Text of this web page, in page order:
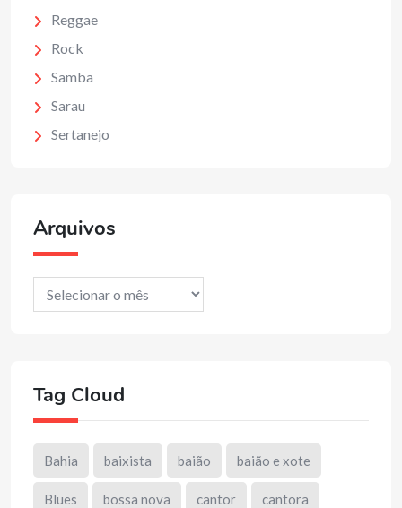
Reggae
Rock
Samba
Sarau
Sertanejo
Arquivos
Arquivos
Tag Cloud
Bahia baixista baião baião e xote
Blues bossa nova cantor cantora